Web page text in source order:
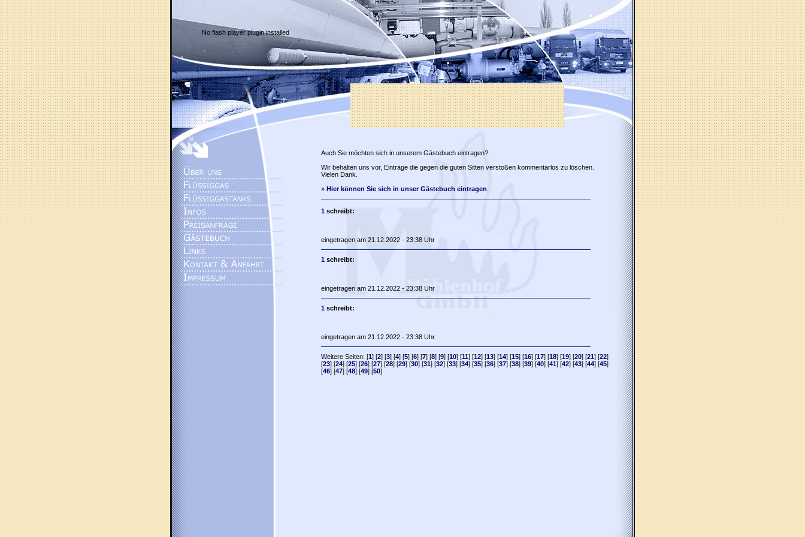
No flash player plugin installed
Auch Sie möchten sich in unserem Gästebuch eintragen?
Wir behalten uns vor, Einträge die gegen die guten Sitten verstoßen kommentarlos zu löschen.
Vielen Dank.
» Hier können Sie sich in unser Gästebuch eintragen
1schreibt:
eingetragen am 21.12.2022 - 23:38 Uhr
1schreibt:
eingetragen am 21.12.2022 - 23:38 Uhr
1schreibt:
eingetragen am 21.12.2022 - 23:38 Uhr
Weitere Seiten: [1] [2] [3] [4] [5] [6] [7] [8] [9] [10] [11] [12] [13] [14] [15] [16] [17] [18] [19] [20] [21] [22]
[23] [24] [25] [26] [27] [28] [29] [30] [31] [32] [33] [34] [35] [36] [37] [38] [39] [40] [41] [42] [43] [44] [45]
[46] [47] [48] [49] [50]